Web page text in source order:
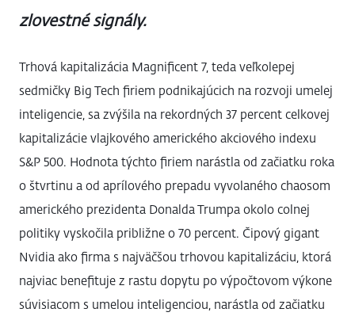
zlovestné signály.
Trhová kapitalizácia Magnificent 7, teda veľkolepej
sedmičky Big Tech firiem podnikajúcich na rozvoji umelej
inteligencie, sa zvýšila na rekordných 37 percent celkovej
kapitalizácie vlajkového amerického akciového indexu
S&P 500. Hodnota týchto firiem narástla od začiatku roka
o štvrtinu a od aprílového prepadu vyvolaného chaosom
amerického prezidenta Donalda Trumpa okolo colnej
politiky vyskočila približne o 70 percent. Čipový gigant
Nvidia ako firma s najväčšou trhovou kapitalizáciu, ktorá
najviac benefituje z rastu dopytu po výpočtovom výkone
súvisiacom s umelou inteligenciou, narástla od začiatku